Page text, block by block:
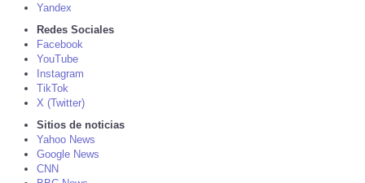
CARTOONS
CONTACT
SEARCH
SHOPPING
Daily Deals
Yandex
Redes Sociales
Facebook
YouTube
Instagram
TikTok
X (Twitter)
Sitios de noticias
Yahoo News
Google News
CNN